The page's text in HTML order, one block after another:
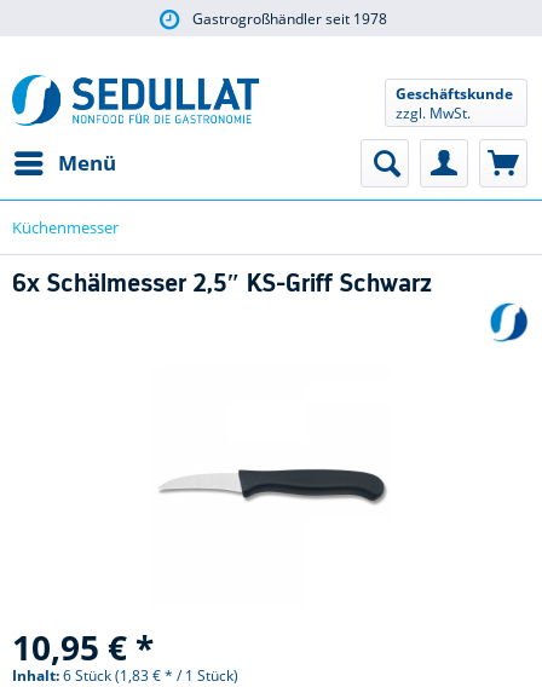
Gastrogroßhändler seit 1978
Menü
Geschäftskunde
zzgl. MwSt.
Küchenmesser
6x Schälmesser 2,5″ KS-Griff Schwarz
10,95 € *
Inhalt:6 Stück (1,83 € * / 1 Stück)